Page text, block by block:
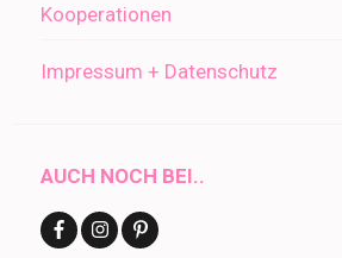
Kooperationen
Impressum + Datenschutz
AUCH NOCH BEI..